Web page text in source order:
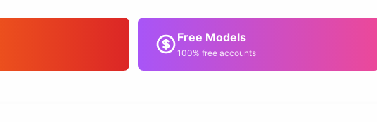
Free Models
100% free accounts